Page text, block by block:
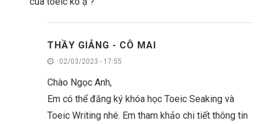
THẦY GIẢNG - CÔ MAI
02/03/2023 - 17:55
Chào Ngọc Anh,
Em có thể đăng ký khóa học Toeic Seaking và
Toeic Writing nhé. Em tham khảo chi tiết thông tin